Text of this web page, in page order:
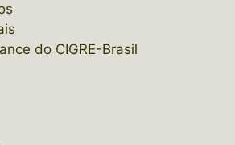
do CIGRE-Brasil